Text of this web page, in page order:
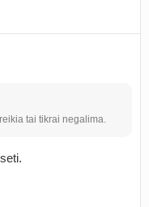
tai tikrai negalima.